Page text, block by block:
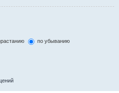
по убыванию